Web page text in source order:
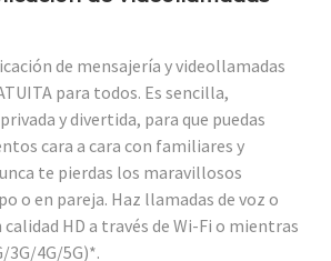
de mensajería y videollamadas
para todos. Es sencilla,
y divertida, para que puedas
cara a cara con familiares y
te pierdas los maravillosos
o en pareja. Haz llamadas de voz o
HD a través de Wi-Fi o mientras
3G/4G/5G)*.